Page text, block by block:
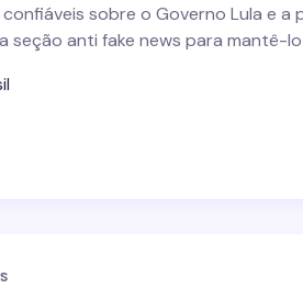
sobre o Governo Lula e
seção anti fake news para mantê-